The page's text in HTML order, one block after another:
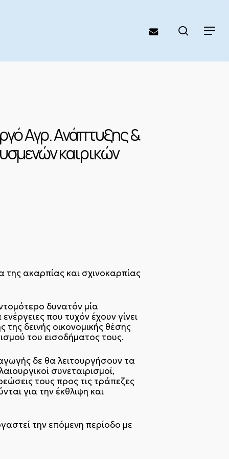
Menu
email search
Αγρ. Ανάπτυξης &
καιρικών
ακαρπίας και σχινοκαρπίας
δυνατόν μία
που τυχόν έχουν γίνει
δεινής οικονομικής θέσης
του εισοδήματος τους.
δε θα λειτουργήσουν τα
συνεταιρισμοί,
τους προς τις τράπεζες
για την έκθλιψη και
την επόμενη περίοδο με